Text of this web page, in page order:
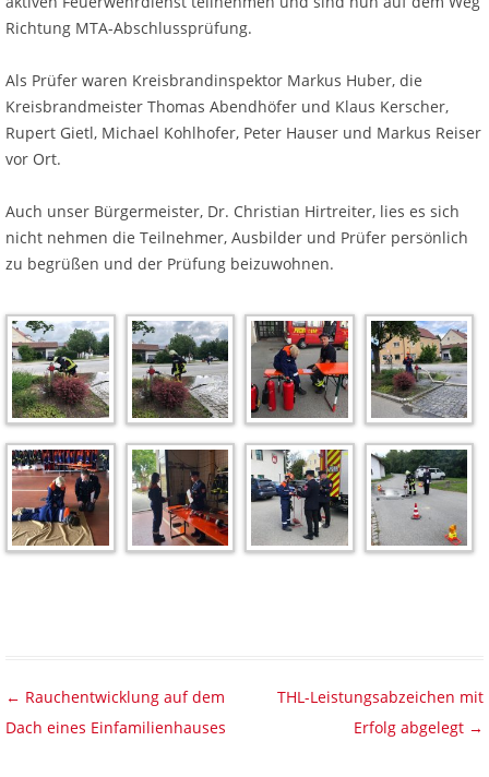
Richtung MTA-Abschlussprüfung.
Als Prüfer waren Kreisbrandinspektor Markus Huber, die
Kreisbrandmeister Thomas Abendhöfer und Klaus Kerscher,
Rupert Gietl, Michael Kohlhofer, Peter Hauser und Markus Reiser
vor Ort.
Auch unser Bürgermeister, Dr. Christian Hirtreiter, lies es sich
nicht nehmen die Teilnehmer, Ausbilder und Prüfer persönlich
zu begrüßen und der Prüfung beizuwohnen.
Beitragsnavigation
← Rauchentwicklung auf dem
Dach eines Einfamilienhauses
THL-Leistungsabzeichen mit
Erfolg abgelegt →